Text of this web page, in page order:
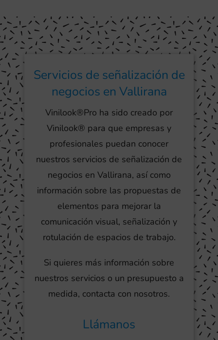
Servicios de señalización de
negocios en Vallirana
Vinilook®Pro ha sido creado por
Vinilook® para que empresas y
profesionales puedan conocer
nuestros servicios de señalización de
negocios en Vallirana, así como
información sobre las propuestas de
elementos para mejorar la
comunicación visual, señalización y
rotulación de espacios de trabajo.
Si quieres más información sobre
nuestros servicios o un presupuesto a
medida, contacta con nosotros.
Llámanos